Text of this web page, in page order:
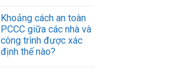
Khoảng cách an toàn
PCCC giữa các nhà và
công trình được xác
định thế nào?